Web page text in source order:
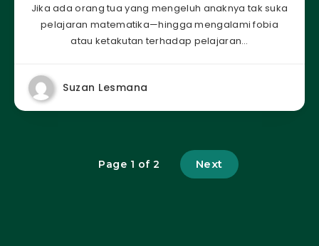
Jika ada orang tua yang mengeluh anaknya tak suka
pelajaran matematika—hingga mengalami fobia
atau ketakutan terhadap pelajaran…
Suzan Lesmana
Page 1 of 2 Next